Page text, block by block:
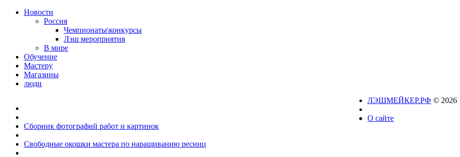
Новости
Россия
Чемпионаты\конкурсы
Лэш мероприятия
В мире
Обучение
Мастеру
Магазины
люди
Сборник фотографий работ и картинок
Свободные окошки мастера по наращиванию ресниц
ЛЭШМЕЙКЕР.РФ © 2026
О сайте